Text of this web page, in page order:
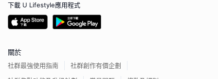
下載 U Lifestyle應用程式
關於
社群最強使用指南
社群創作有價企劃